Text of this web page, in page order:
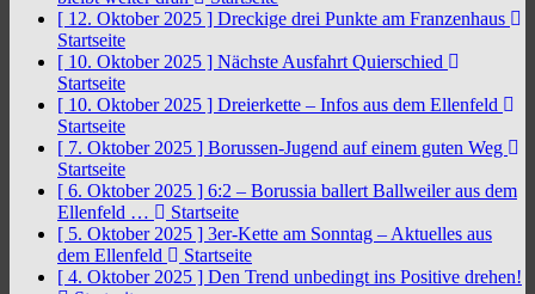
[ 12. Oktober 2025 ] Dreckige drei Punkte am Franzenhaus
Startseite
[ 10. Oktober 2025 ] Nächste Ausfahrt Quierschied
Startseite
[ 10. Oktober 2025 ] Dreierkette – Infos aus dem Ellenfeld
Startseite
[ 7. Oktober 2025 ] Borussen-Jugend auf einem guten Weg
Startseite
[ 6. Oktober 2025 ] 6:2 – Borussia ballert Ballweiler aus dem
Ellenfeld …
Startseite
[ 5. Oktober 2025 ] 3er-Kette am Sonntag – Aktuelles aus
dem Ellenfeld
Startseite
[ 4. Oktober 2025 ] Den Trend unbedingt ins Positive drehen!